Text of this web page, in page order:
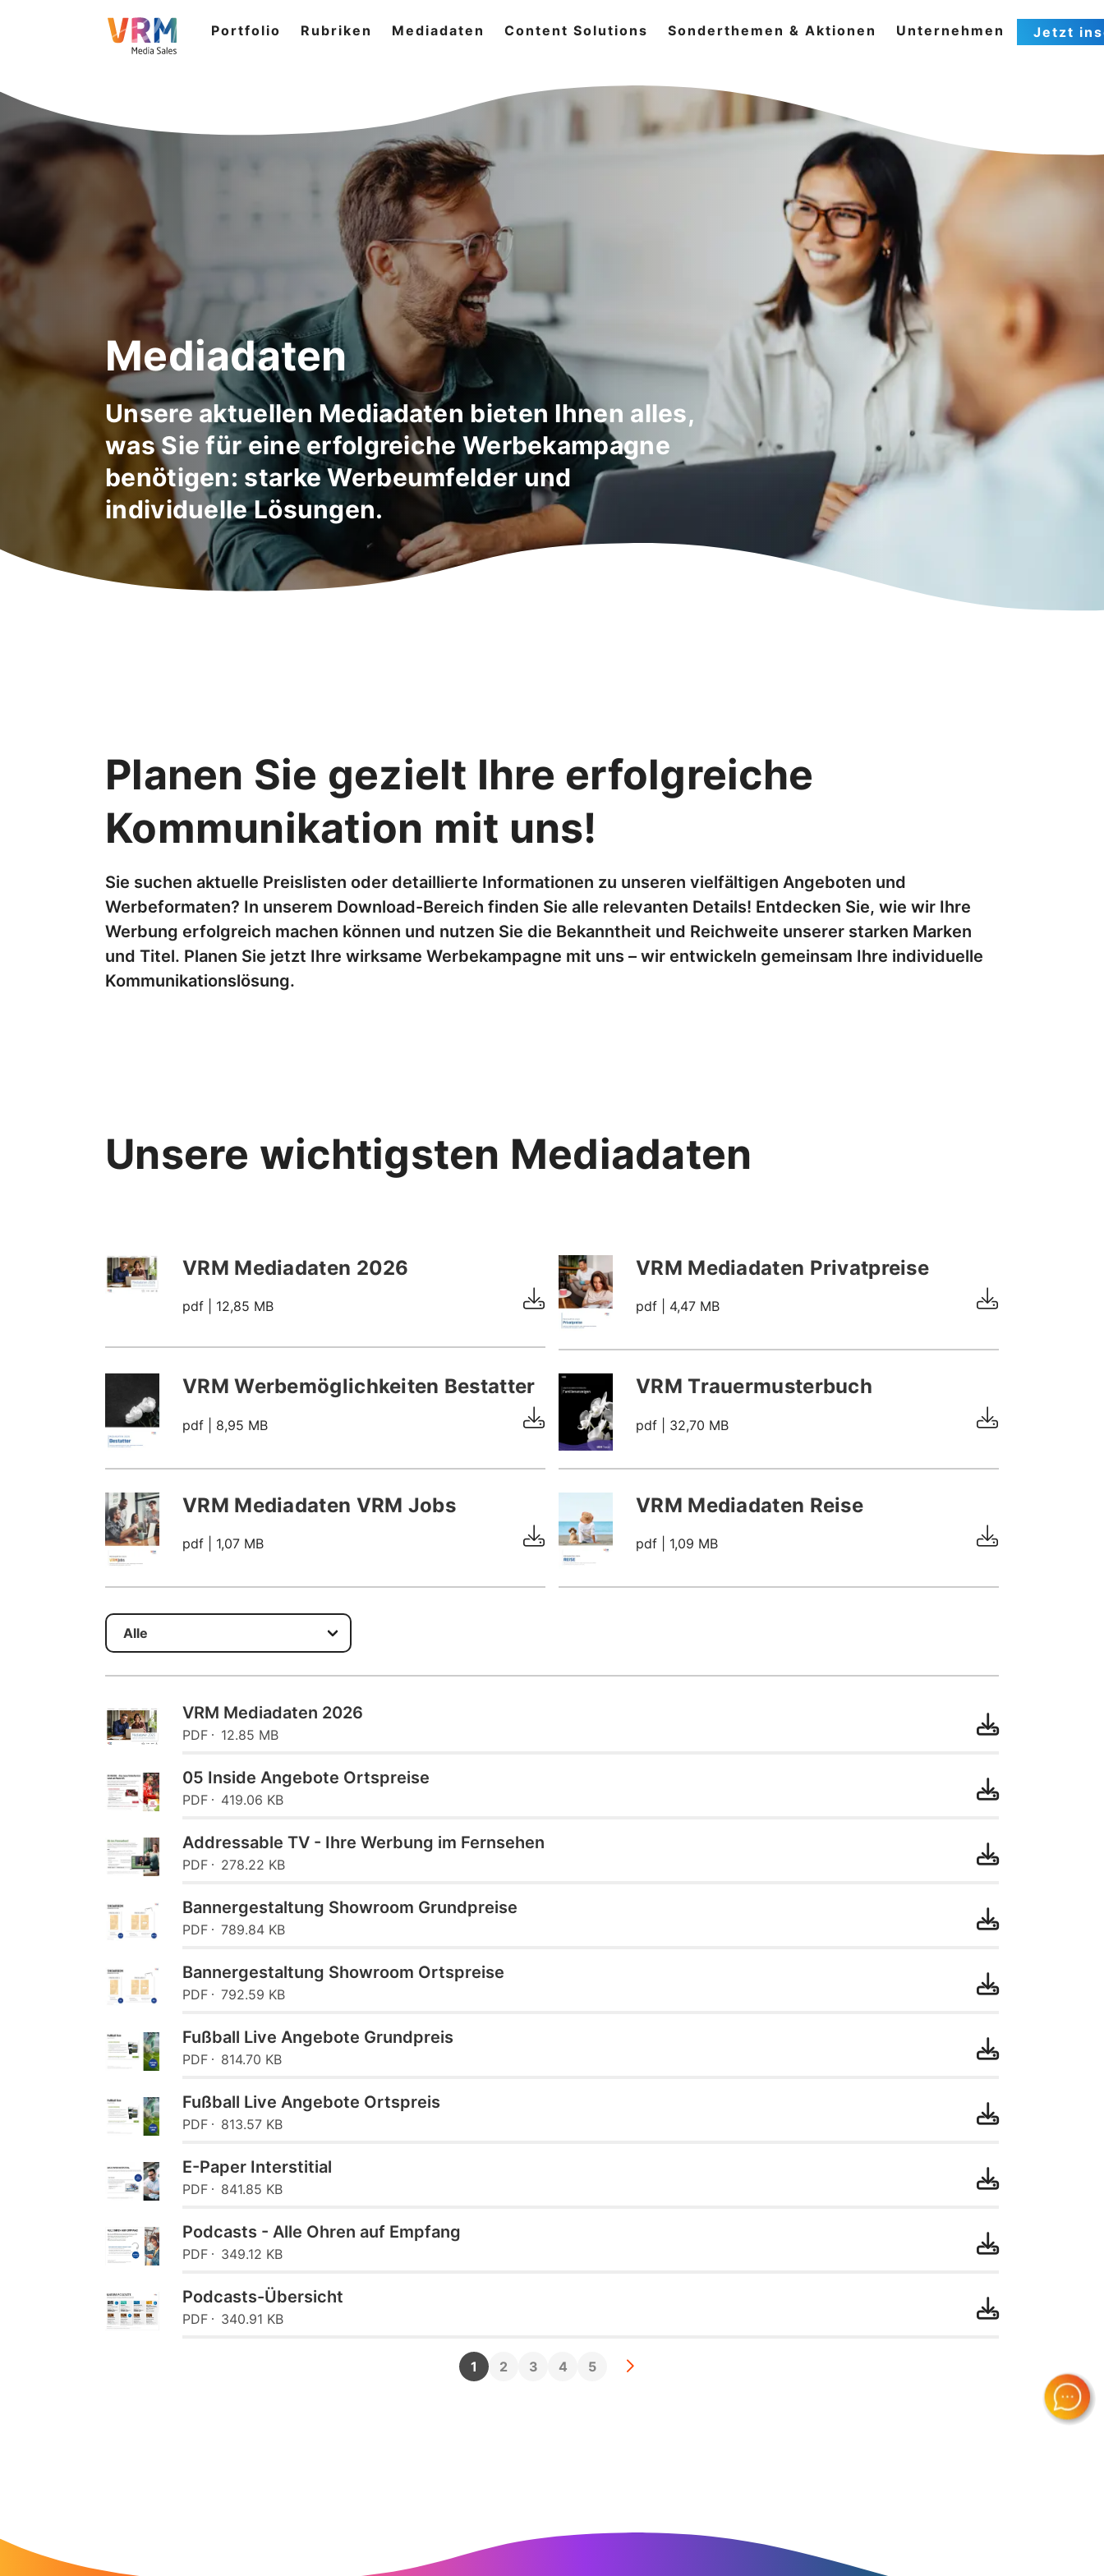
Portfolio Rubriken Mediadaten Content Solutions Sonderthemen & Aktionen Unternehmen Jetzt
Mediadaten
Unsere aktuellen Mediadaten bieten Ihnen alles,
was Sie für eine erfolgreiche Werbekampagne
benötigen: starke Werbeumfelder und
individuelle Lösungen.
Planen Sie gezielt Ihre erfolgreiche
Kommunikation mit uns!
Sie suchen aktuelle Preislisten oder detaillierte Informationen zu unseren vielfältigen Angeboten und
Werbeformaten? In unserem Download-Bereich finden Sie alle relevanten Details! Entdecken Sie, wie wir Ihre
Werbung erfolgreich machen können und nutzen Sie die Bekanntheit und Reichweite unserer starken Marken
und Titel. Planen Sie jetzt Ihre wirksame Werbekampagne mit uns – wir entwickeln gemeinsam Ihre individuelle
Kommunikationslösung.
Unsere wichtigsten Mediadaten
VRM Mediadaten 2026
pdf | 12,85 MB
VRM Mediadaten Privatpreise
pdf | 4,47 MB
VRM Werbemöglichkeiten Bestatter
pdf | 8,95 MB
VRM Trauermusterbuch
pdf | 32,70 MB
VRM Mediadaten VRM Jobs
pdf | 1,07 MB
VRM Mediadaten Reise
pdf | 1,09 MB
VRM Mediadaten 2026
PDF 12.85 MB
05 Inside Angebote Ortspreise
PDF 419.06 KB
Addressable TV - Ihre Werbung im Fernsehen
PDF 278.22 KB
Bannergestaltung Showroom Grundpreise
PDF 789.84 KB
Bannergestaltung Showroom Ortspreise
PDF 792.59 KB
Fußball Live Angebote Grundpreis
PDF 814.70 KB
Fußball Live Angebote Ortspreis
PDF 813.57 KB
E-Paper Interstitial
PDF 841.85 KB
Podcasts - Alle Ohren auf Empfang
PDF 349.12 KB
Podcasts-Übersicht
PDF 340.91 KB
1 2 3 4 5